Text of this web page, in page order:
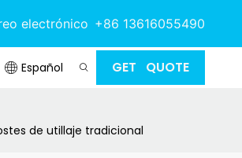
electrónico +86 13616055490
Español GET QUOTE
de utillaje tradicional